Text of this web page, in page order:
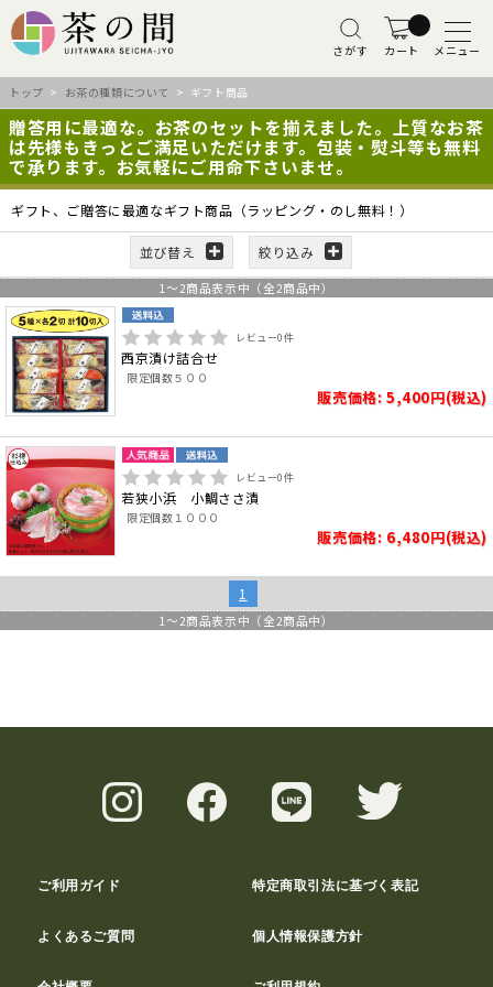
さがす カート メニュー
トップ > お茶の種類について > ギフト商品
贈答用に最適な。お茶のセットを揃えました。上質なお茶
は先様もきっとご満足いただけます。包装・熨斗等も無料
で承ります。お気軽にご用命下さいませ。
ギフト、ご贈答に最適なギフト商品（ラッピング・のし無料！）
並び替え 絞り込み
1 ～2商品表示中（全2商品中）
レビュー0件
西京漬け詰合せ
限定個数５００
販売価格: 5,400円(税込)
レビュー0件
若狭小浜 小鯛ささ漬
限定個数１０００
販売価格: 6,480円(税込)
1
1 ～2商品表示中（全2商品中）
ご利用ガイド 特定商取引法に基づく表記
よくあるご質問 個人情報保護方針